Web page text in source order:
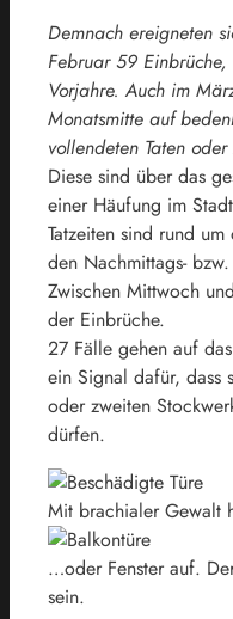
Demnach ereigneten
Februar 59
Vorjahre. Auch im
Monatsmitte auf
vollendeten Taten
Diese sind über das
einer Häufung im
Tatzeiten sind rund
den Nachmittags-
Zwischen Mittwoch
der Einbrüche.
27 Fälle gehen auf
ein Signal dafür, dass
oder zweiten
dürfen.
Mit brachialer Gewalt
…oder Fenster auf.
sein.